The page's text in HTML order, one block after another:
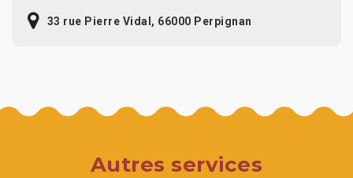
33 rue Pierre Vidal, 66000 Perpignan
Autres services